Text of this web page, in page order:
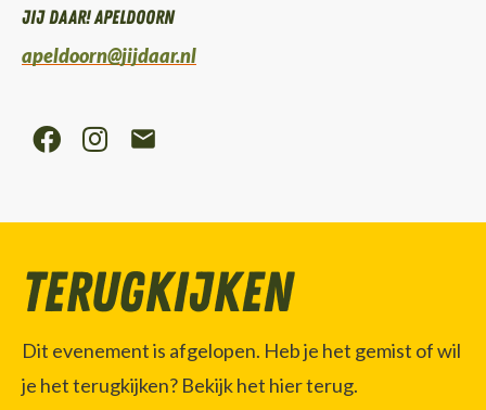
Jij daar! Apeldoorn
apeldoorn@jijdaar.nl
Terugkijken
Dit evenement is afgelopen. Heb je het gemist of wil
je het terugkijken? Bekijk het hier terug.